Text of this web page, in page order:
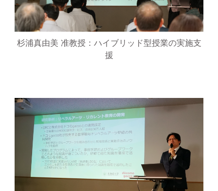
杉浦真由美 准教授：ハイブリッド型授業の実施支
援